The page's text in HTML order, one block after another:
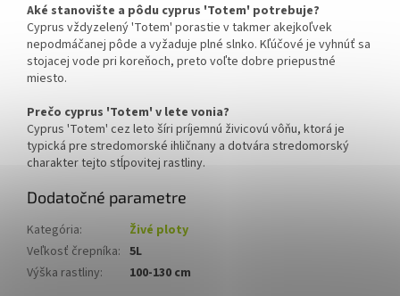
Aké stanovište a pôdu cyprus 'Totem' potrebuje?
Cyprus vždyzelený 'Totem' porastie v takmer akejkoľvek
nepodmáčanej pôde a vyžaduje plné slnko. Kľúčové je vyhnúť sa
stojacej vode pri koreňoch, preto voľte dobre priepustné
miesto.
Prečo cyprus 'Totem' v lete vonia?
Cyprus 'Totem' cez leto šíri príjemnú živicovú vôňu, ktorá je
typická pre stredomorské ihličnany a dotvára stredomorský
charakter tejto stĺpovitej rastliny.
Dodatočné parametre
Kategória:
Živé ploty
Veľkosť črepníka: 5L
Výška rastliny: 100-130 cm